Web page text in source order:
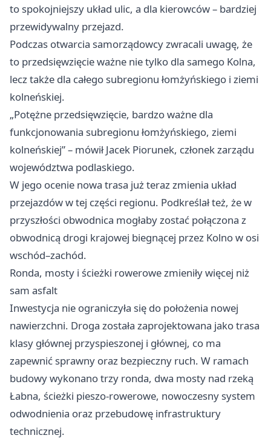
to spokojniejszy układ ulic, a dla kierowców – bardziej
przewidywalny przejazd.
Podczas otwarcia samorządowcy zwracali uwagę, że
to przedsięwzięcie ważne nie tylko dla samego Kolna,
lecz także dla całego subregionu łomżyńskiego i ziemi
kolneńskiej.
„Potężne przedsięwzięcie, bardzo ważne dla
funkcjonowania subregionu łomżyńskiego, ziemi
kolneńskiej” – mówił Jacek Piorunek, członek zarządu
województwa podlaskiego.
W jego ocenie nowa trasa już teraz zmienia układ
przejazdów w tej części regionu. Podkreślał też, że w
przyszłości obwodnica mogłaby zostać połączona z
obwodnicą drogi krajowej biegnącej przez Kolno w osi
wschód–zachód.
Ronda, mosty i ścieżki rowerowe zmieniły więcej niż
sam asfalt
Inwestycja nie ograniczyła się do położenia nowej
nawierzchni. Droga została zaprojektowana jako trasa
klasy głównej przyspieszonej i głównej, co ma
zapewnić sprawny oraz bezpieczny ruch. W ramach
budowy wykonano trzy ronda, dwa mosty nad rzeką
Łabna, ścieżki pieszo-rowerowe, nowoczesny system
odwodnienia oraz przebudowę infrastruktury
technicznej.